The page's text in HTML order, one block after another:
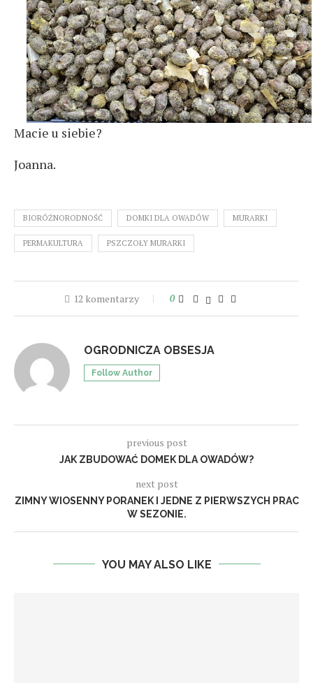
Macie u siebie?
Joanna.
BIORÓŻNORODNOŚĆ DOMKI DLA OWADÓW MURARKI
PERMAKULTURA PSZCZOŁY MURARKI
12 komentarzy 0
OGRODNICZA OBSESJA
Follow Author
previous post
JAK ZBUDOWAĆ DOMEK DLA OWADÓW?
next post
ZIMNY WIOSENNY PORANEK I JEDNE Z PIERWSZYCH PRAC
W SEZONIE.
YOU MAY ALSO LIKE